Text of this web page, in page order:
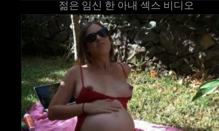
젊은 임신 한 아내 섹스 비디오